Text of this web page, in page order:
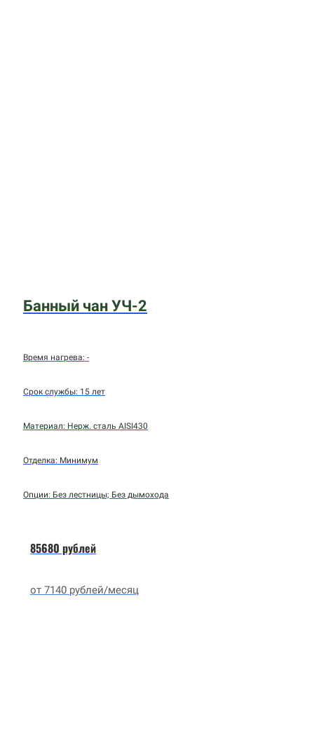
Банный чан УЧ-2
Время нагрева: -
Срок службы: 15 лет
Материал: Нерж. сталь AISI430
Отделка: Минимум
Опции: Без лестницы; Без дымохода
85680 рублей
от 7140 рублей/месяц